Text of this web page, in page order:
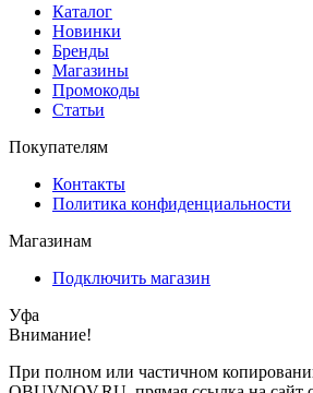
Каталог
Новинки
Бренды
Магазины
Промокоды
Статьи
Покупателям
Контакты
Политика конфиденциальности
Магазинам
Подключить магазин
Уфа
Внимание!
При полном или частичном